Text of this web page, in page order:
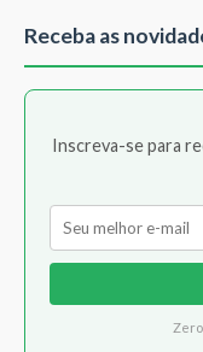
Receba as
Inscreva-se para